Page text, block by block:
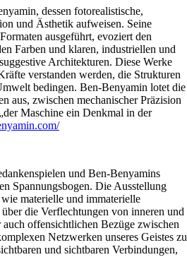
dessen fotorealistische,
und Ästhetik aufweisen. Seine
ausgeführt, evoziert den
Farben und klaren, industriellen und
Architekturen. Diese Werke
verstanden werden, die Strukturen
bedingen. Ben-Benyamin lotet die
aus, zwischen mechanischer Präzision
Maschine ein Denkmal in der
und Ben-Benyamins
Spannungsbogen. Die Ausstellung
materielle und immaterielle
die Verflechtungen von inneren und
offensichtlichen Bezüge zwischen
Netzwerken unseres Geistes zu
und sichtbaren Verbindungen,